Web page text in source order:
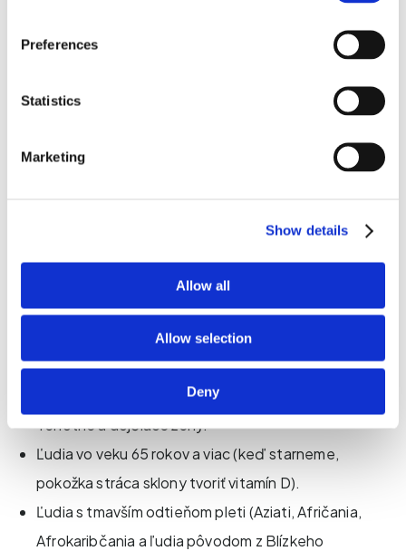
Preferences
Statistics
Marketing
Show details
Allow all
Allow selection
Deny
Skupiny ohrozené nedostatkom vitamínu D, ktorým
môže prospieť užívanie výživových doplnkov:
Bábätká, malé deti a dospievajúci, ktorí trávia málo
Tehotné a dojčiace ženy.
Ľudia vo veku 65 rokov a viac (keď starneme,
pokožka stráca sklony tvoriť vitamín D).
Ľudia s tmavším odtieňom pleti (Aziati, Afričania,
Afrokaribčania a ľudia pôvodom z Blízkeho